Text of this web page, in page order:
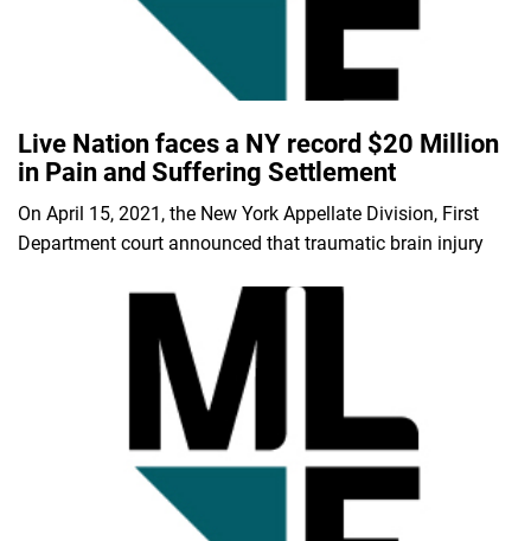
Live Nation faces a NY record $20 Million
in Pain and Suffering Settlement
On April 15, 2021, the New York Appellate Division, First
Department court announced that traumatic brain injury